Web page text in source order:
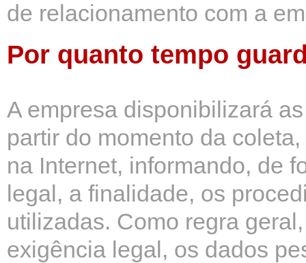
de relacionamento com a
Por quanto tempo
A empresa disponibilizará
partir do momento da
na Internet, informando, de
legal, a finalidade, os
utilizadas. Como regra
exigência legal, os dados